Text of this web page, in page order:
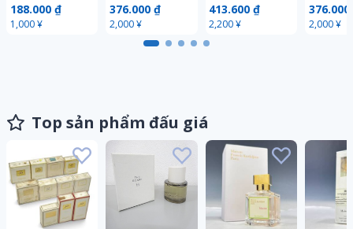
★15ml★
188.000 ₫
1,000 ¥
376.000 ₫
2,000 ¥
程度 香水 EAU DE
TOILETTE シャネ
ル
413.600 ₫
2,200 ¥
トワレ
管ARRR
376.000
2,000 ¥
Top sản phẩm đấu giá